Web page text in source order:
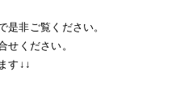
是非ご覧ください。
せください。
す↓↓